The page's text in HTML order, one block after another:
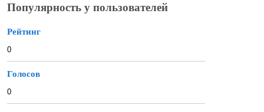
Популярность у пользователей
Рейтинг
0
Голосов
0